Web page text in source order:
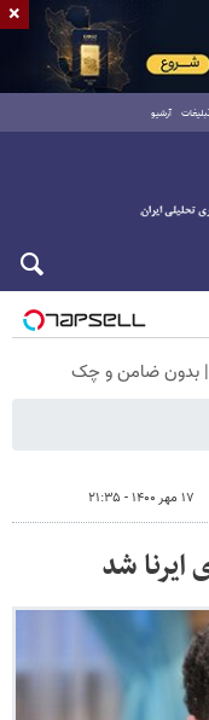
آرشیو
۱۷ مهر ۱۴۰۰ - ۲۱:۳۵
ایرنا شد
×